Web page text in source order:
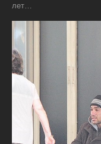
лет…